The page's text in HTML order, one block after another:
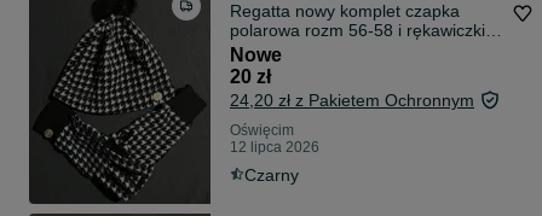
Regatta nowy komplet czapka
polarowa rozm 56-58 i rękawiczki
L-XL
Nowe
20 zł
24,20 zł z Pakietem Ochronnym
Oświęcim
12 lipca 2026
Czarny